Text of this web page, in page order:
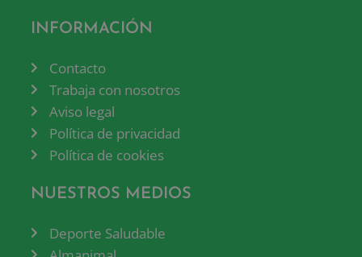
INFORMACIÓN
Contacto
Trabaja con nosotros
Aviso legal
Política de privacidad
Política de cookies
NUESTROS MEDIOS
Deporte Saludable